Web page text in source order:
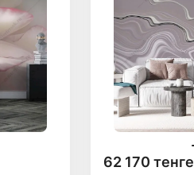
62 170 тенге